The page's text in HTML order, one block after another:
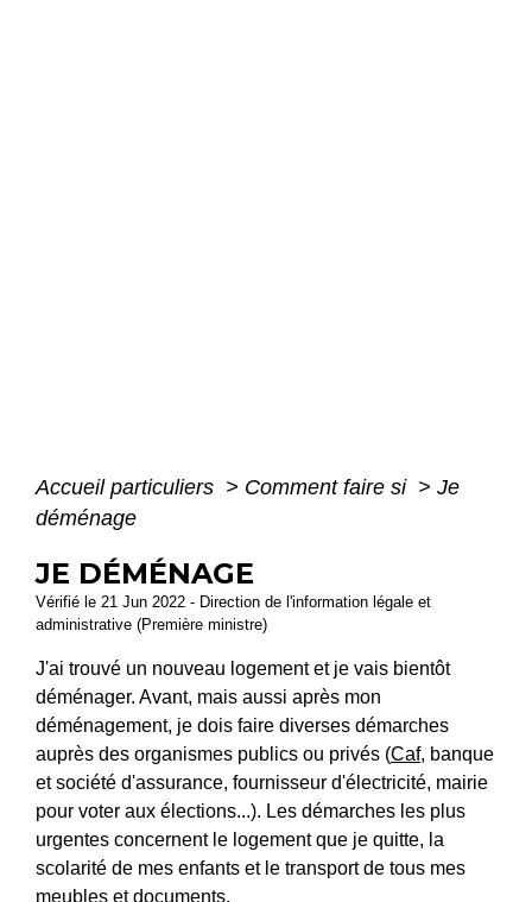
Accueil particuliers > Comment faire si > Je
déménage
JE DÉMÉNAGE
Vérifié le 21 Jun 2022 - Direction de l'information légale et
administrative (Première ministre)
J'ai trouvé un nouveau logement et je vais bientôt
déménager. Avant, mais aussi après mon
déménagement, je dois faire diverses démarches
auprès des organismes publics ou privés (Caf, banque
et société d'assurance, fournisseur d'électricité, mairie
pour voter aux élections...). Les démarches les plus
urgentes concernent le logement que je quitte, la
scolarité de mes enfants et le transport de tous mes
meubles et documents.